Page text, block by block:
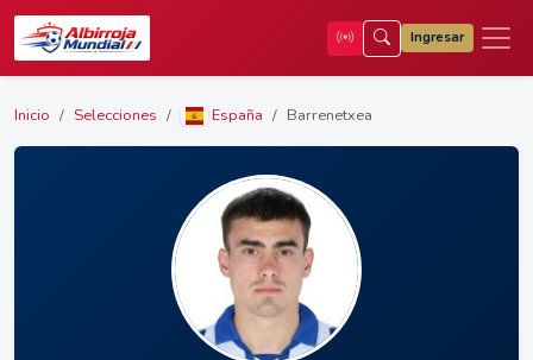
Ingresar
Inicio Selecciones España Barrenetxea